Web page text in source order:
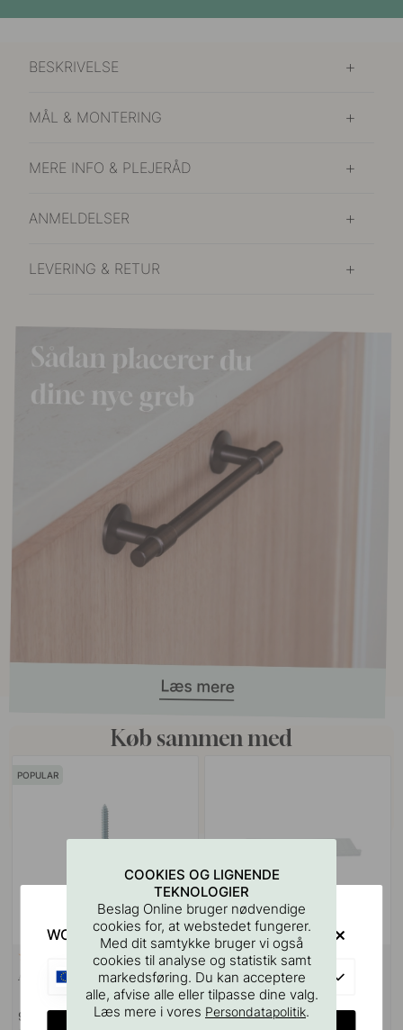
BESKRIVELSE
MÅL & MONTERING
MERE INFO & PLEJERÅD
ANMELDELSER
LEVERING & RETUR
Køb sammen med
POPULAR
VÆGBESLAG
Ansatsskrue M4x50mm 1stk
9 kr
127
Boreskabelonen til Greb &
Knopper
55 kr
COOKIES OG LIGNENDE
TEKNOLOGIER
Beslag Online bruger nødvendige
cookies for, at webstedet fungerer.
Med dit samtykke bruger vi også
cookies til analyse og statistik samt
markedsføring. Du kan acceptere
alle, afvise alle eller tilpasse dine valg.
Læs mere i vores Persondatapolitik.
WOULD YOU RATHER VISIT?
EU